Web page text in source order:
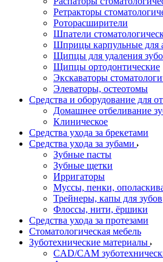
Ретракторы
Роторасширители
Шпатели
Шприцы карпульные для
Щипцы для удаления
Щипцы ортодонтические
Экскаваторы
Элеваторы, остеотомы
Средства и оборудование для
Домашнее отбеливание
Клиническое
Средства ухода за брекетами
Средства ухода за зубами
Зубные пасты
Зубные щетки
Ирригаторы
Муссы, пенки,
Трейнеры, капы для зубов
Флоссы, нити, ёршики
Средства ухода за протезами
Стоматологическая мебель
Зуботехнические материалы
CAD/CAM